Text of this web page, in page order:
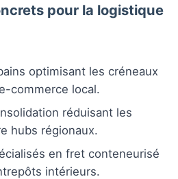
pour la logistique
optimisant les créneaux
commerce local.
réduisant les
hubs régionaux.
en fret conteneurisé
intérieurs.